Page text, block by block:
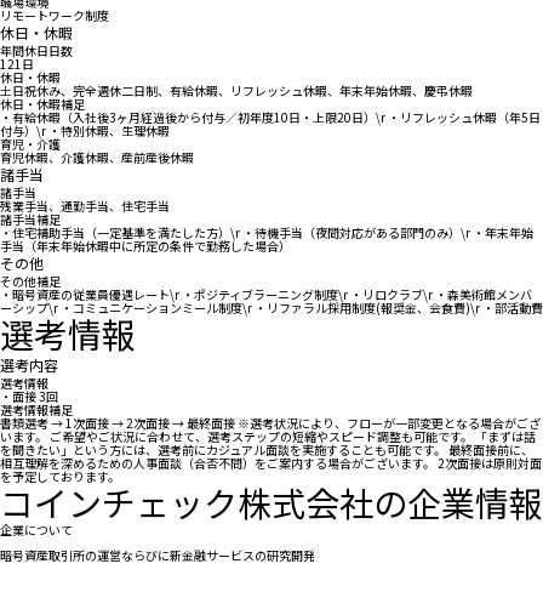
リモートワーク制度
休日・休暇
年間休日日数
121日
休日・休暇
土日祝休み、完全週休二日制、有給休暇、リフレッシュ休暇、年末年始休暇、慶弔休暇
休日・休暇補足
・有給休暇（入社後3ヶ月経過後から付与／初年度10日・上限20日）\r ・リフレッシュ休暇（年5日
付与）\r ・特別休暇、生理休暇
育児・介護
育児休暇、介護休暇、産前産後休暇
諸手当
諸手当
残業手当、通勤手当、住宅手当
諸手当補足
・住宅補助手当（一定基準を満たした方）\r ・待機手当（夜間対応がある部門のみ）\r ・年末年始
手当（年末年始休暇中に所定の条件で勤務した場合）
その他
その他補足
・暗号資産の従業員優遇レート\r ・ポジティブラーニング制度\r ・リロクラブ\r ・森美術館メンバ
ーシップ\r ・コミュニケーションミール制度\r ・リファラル採用制度(報奨金、会食費)\r ・部活動費
選考情報
選考内容
選考情報
・面接 3回
選考情報補足
書類選考 → 1次面接 → 2次面接 → 最終面接 ※選考状況により、フローが一部変更となる場合がござ
います。 ご希望やご状況に合わせて、選考ステップの短縮やスピード調整も可能です。 「まずは話
を聞きたい」という方には、選考前にカジュアル面談を実施することも可能です。 最終面接前に、
相互理解を深めるための人事面談（合否不問）をご案内する場合がございます。 2次面接は原則対面
を予定しております。
コインチェック株式会社の企業情報
企業について
暗号資産取引所の運営ならびに新金融サービスの研究開発